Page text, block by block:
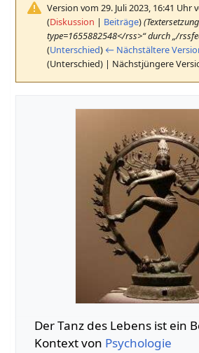
Version vom 29. Juli 2023, 16:41 Uhr
(Diskussion | Beiträge)
type=1655882548</rss>“ durch „/
(Unterschied) ← Nächstältere
(Unterschied) | Nächstjüngere
Der Tanz des Lebens‏‎ ist ein Begriff im
Kontext von Psychologie